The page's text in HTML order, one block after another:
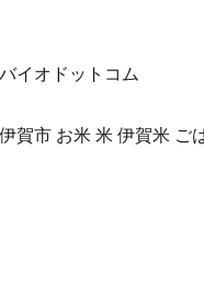
イオドットコム
賀市 お米 米 伊賀米 ご